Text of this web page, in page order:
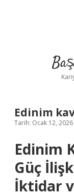
Edinim
Tarih: Ocak 12, 2026
Edinim
Güç
İktidar